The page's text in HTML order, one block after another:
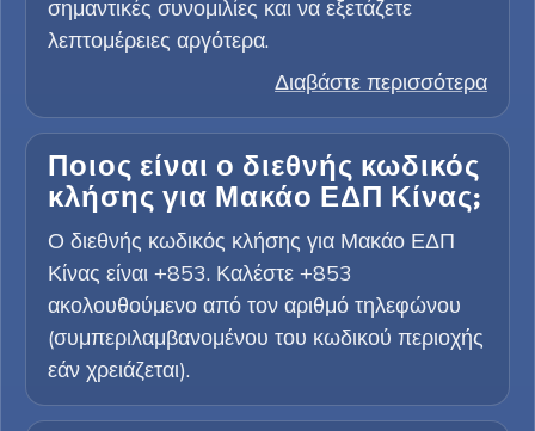
σημαντικές συνομιλίες και να εξετάζετε
λεπτομέρειες αργότερα.
Διαβάστε περισσότερα
Ποιος είναι ο διεθνής κωδικός
κλήσης για Μακάο ΕΔΠ Κίνας;
Ο διεθνής κωδικός κλήσης για Μακάο ΕΔΠ
Κίνας είναι +853. Καλέστε +853
ακολουθούμενο από τον αριθμό τηλεφώνου
(συμπεριλαμβανομένου του κωδικού περιοχής
εάν χρειάζεται).